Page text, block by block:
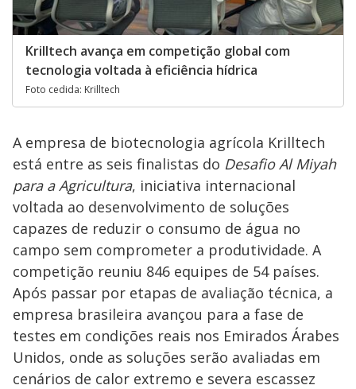
Krilltech avança em competição global com
tecnologia voltada à eficiência hídrica
Foto cedida: Krilltech
A empresa de biotecnologia agrícola Krilltech
está entre as seis finalistas do Desafio Al Miyah
para a Agricultura, iniciativa internacional
voltada ao desenvolvimento de soluções
capazes de reduzir o consumo de água no
campo sem comprometer a produtividade. A
competição reuniu 846 equipes de 54 países.
Após passar por etapas de avaliação técnica, a
empresa brasileira avançou para a fase de
testes em condições reais nos Emirados Árabes
Unidos, onde as soluções serão avaliadas em
cenários de calor extremo e severa escassez